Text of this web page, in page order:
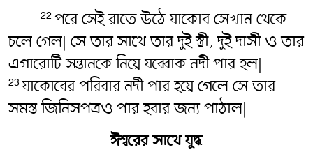
22 পরে সেই রাতে উঠে যাকোব সেখান থেকে
চলে গেল| সে তার সাথে তার দুই স্ত্রী, দুই দাসী ও তার
এগারোটি সন্তানকে নিয়ে যব্বোক নদী পার হল|
23যাকোবের পরিবার নদী পার হয়ে গেলে সে তার
সমস্ত জিনিসপত্রও পার হবার জন্য পাঠাল|
ঈশ্বরের সাথে যুদ্ধ